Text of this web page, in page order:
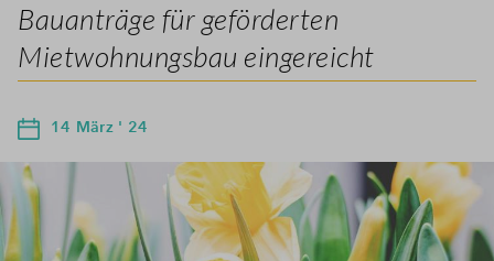
Bauanträge für geförderten
Mietwohnungsbau eingereicht
14 März ' 24